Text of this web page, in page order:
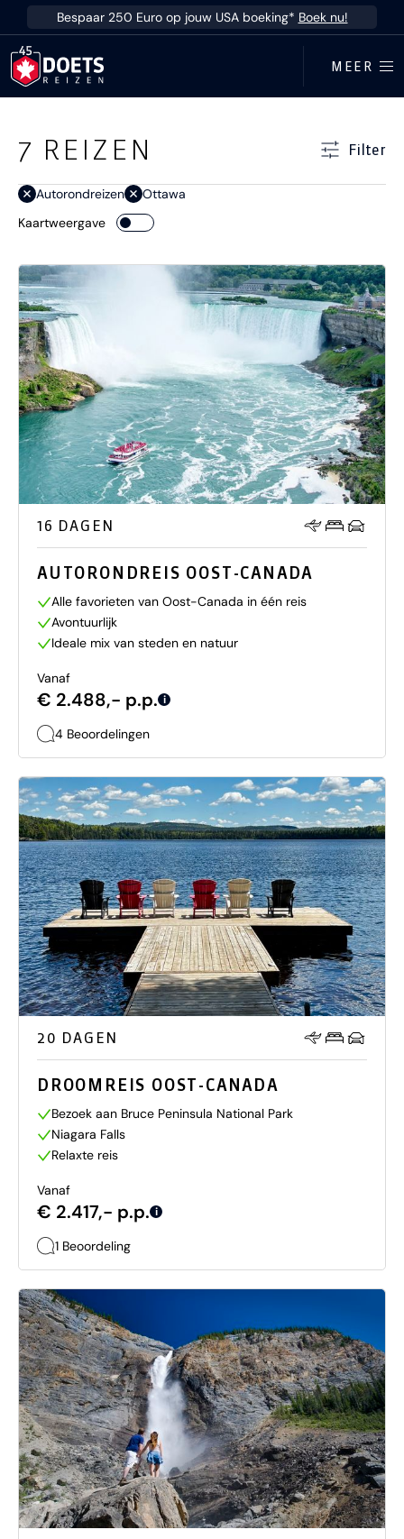
Ga direct naar inhoud
Bespaar 250 Euro op jouw USA boeking* Boek nu!
MEER
Ga direct naar resultaten
7 REIZEN Filter
Autorondreizen
Ottawa
Kaartweergave
16 DAGEN
AUTORONDREIS OOST-CANADA
Alle favorieten van Oost-Canada in één reis
Avontuurlijk
Ideale mix van steden en natuur
Vanaf
€ 2.488,- p.p. i
4 Beoordelingen
20 DAGEN
DROOMREIS OOST-CANADA
Bezoek aan Bruce Peninsula National Park
Niagara Falls
Relaxte reis
Vanaf
€ 2.417,- p.p. i
1 Beoordeling